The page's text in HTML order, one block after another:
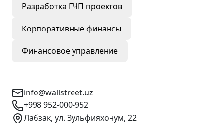
Разработка ГЧП проектов
Корпоративные финансы
Финансовое управление
info@wallstreet.uz
+998 952-000-952
Лабзак, ул. Зульфияхонум, 22